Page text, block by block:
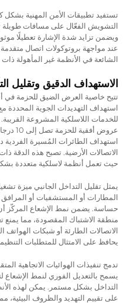
تستفيد تطبيقات الأمن المهنية بشكل
التشويش الفعّال على مسافات طويلة
ويضمن تزايد شدة الإشارة تعطيلًا
عند مواجهة بروتوكولات اتصال متقدمة
الشائعة في الأنظمة غير المأهولة
الاستهداف الدقيق وتقليل
تتيح خاصية العرض الضيق للحزمة في
استهداف التهديدات الجوية المحددة
للخدمات اللاسلكية المشروعة
عروض
استهداف الطائرات المُسيرة الفردية
الاتصالات الأرضية. تصبح هذه الدقة
حيث تعمل أنظمة لاسلكية متعددة
يمثل تقليل التداخل الجانبي ميزة
المطارات أو المستشفيات أو المرافق
حساسة. يضمن نمط الإشعاع المركّز
منطقة الاشتباك المقصودة، مما
الاتصالات الطارئة أو شبكات الهواتف
يحافظ على الامتثال للمتطلبات
تدمج تنفيذات الهوائيات الاتجاهية
يسمح بالتعديل الفوري لنمط الإشعاع
التداخل بشكل مستمر. يمكن لهذه
على تقييم التهديد والظروف البيئية،